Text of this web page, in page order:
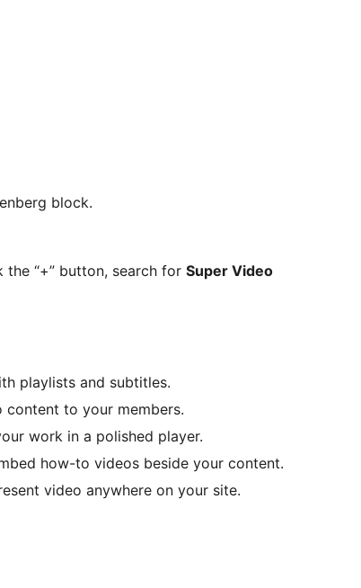
block.
“+” button, search for Super Video
playlists and subtitles.
content to your members.
work in a polished player.
how-to videos beside your content.
video anywhere on your site.